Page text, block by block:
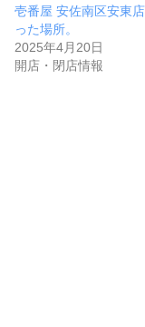
壱番屋 安佐南区安東
った場所。
2025年4月20日
開店・閉店情報